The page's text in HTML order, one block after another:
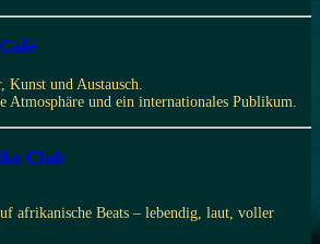
und Austausch.
Atmosphäre und ein internationales Publikum.
Club
afrikanische Beats – lebendig, laut, voller